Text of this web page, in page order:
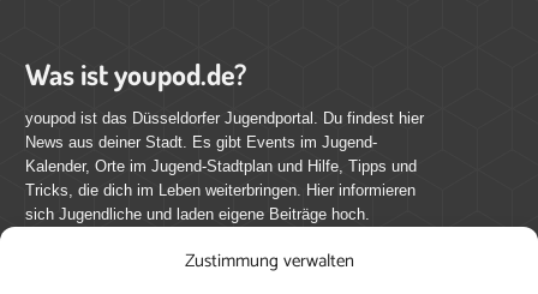
Zustimmung verwalten
Was ist youpod.de?
youpod ist das Düsseldorfer Jugendportal. Du findest hier
News aus deiner Stadt. Es gibt Events im Jugend-
Kalender, Orte im Jugend-Stadtplan und Hilfe, Tipps und
Tricks, die dich im Leben weiterbringen. Hier informieren
sich Jugendliche und laden eigene Beiträge hoch.
Mach mit bei youpod.de!